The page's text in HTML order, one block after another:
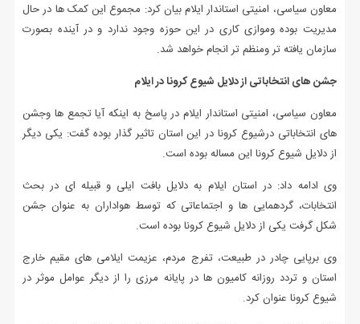
معاون سیاسی، امنیتی استاندار ایلام بیان کرد: مجموع این کمک ها در حال
مدیریت بوده وموازی کاری در این حوزه وجود ندارد و در آینده بصورت
سازمان یافته تر ومنظم تر انجام خواهد شد.
جشن های انتخاباتی از دلایل شیوع کرونا در ایلام
معاون سیاسی، امنیتی استاندار ایلام در پاسخ به اینکه آیا تجمع ها وجشن
های انتخاباتی درشیوع کرونا در این استان تاثیر گذار بوده گفت: یکی دیگر
از دلایل شیوع کرونا این مساله بوده است.
وی ادامه داد: در استان ایلام به دلایل بافت ایلی و قبیله ای در بحث
انتخابات، گردهمایی ها و اجتماعاتی که توسط هواداران به عنوان جشن
شکل گرفت یکی از دلایل شیوع کرونا بوده است.
وی برپایی چادر در طبیعت، تفرج مردم، عزیمت ایلامی های مقیم خارج
استان و تردد روزانه کامیون ها در پایانه مرزی را از دیگر عوامل موثر در
شیوع کرونا عنوان کرد.